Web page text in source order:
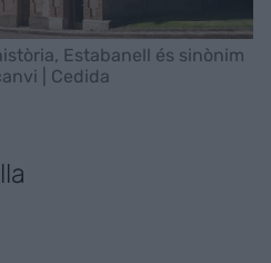
Estabanell és sinònim
| Cedida